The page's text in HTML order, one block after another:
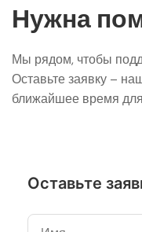
Нужна
Мы рядом, чтобы
Оставьте заявку –
ближайшее время
Оставьте